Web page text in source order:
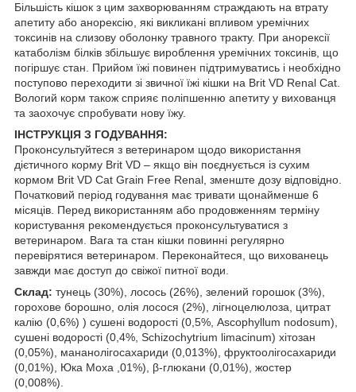
Більшість кішок з цим захворюванням страждають на втрату
апетиту або анорексію, які викликані впливом уремічних
токсинів на слизову оболонку травного тракту. При анорексії
катаболізм білків збільшує вироблення уремічних токсинів, що
погіршує стан. Прийом їжі повинен підтримуватись і необхідно
поступово переходити зі звичної їжі кішки на Brit VD Renal Cat.
Вологий корм також сприяє поліпшенню апетиту у вихованця
та заохочує спробувати нову їжу.
ІНСТРУКЦІЯ З ГОДУВАННЯ:
Проконсультуйтеся з ветеринаром щодо використання
дієтичного корму Brit VD – якщо він поєднується із сухим
кормом Brit VD Cat Grain Free Renal, зменште дозу відповідно.
Початковий період годування має тривати щонайменше 6
місяців. Перед використанням або продовженням терміну
користування рекомендується проконсультуватися з
ветеринаром. Вага та стан кішки повинні регулярно
перевірятися ветеринаром. Переконайтеся, що вихованець
завжди має доступ до свіжої питної води.
Склад: тунець (30%), лосось (26%), зелений горошок (3%),
горохове борошно, олія лосося (2%), лігноцелюлоза, цитрат
калію (0,6%) ) сушені водорості (0,5%, Ascophyllum nodosum),
сушені водорості (0,4%, Schizochytrium limacinum) хітозан
(0,05%), мананолігосахариди (0,013%), фруктоолігосахариди
(0,01%), Юка Моха ,01%), β-глюкани (0,01%), жостер
(0,008%).